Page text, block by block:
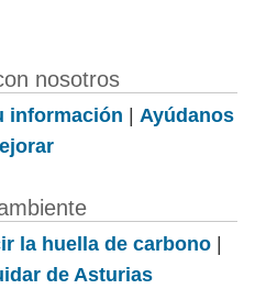
nosotros
información | Ayúdanos
la huella de carbono|
de Asturias